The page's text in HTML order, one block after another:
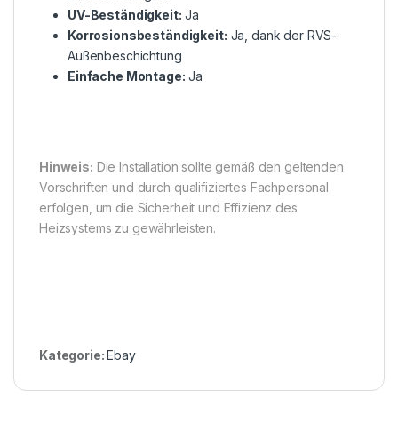
UV-Beständigkeit: Ja
Korrosionsbeständigkeit: Ja, dank der RVS-
Außenbeschichtung
Einfache Montage: Ja
Hinweis: Die Installation sollte gemäß den geltenden
Vorschriften und durch qualifiziertes Fachpersonal
erfolgen, um die Sicherheit und Effizienz des
Heizsystems zu gewährleisten.
Kategorie:Ebay